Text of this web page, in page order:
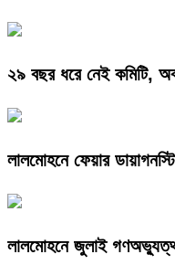
২৯ বছর ধরে নেই কমিটি,
লালমোহনে ফেয়ার
লালমোহনে জুলাই